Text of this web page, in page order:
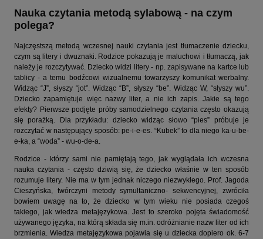
Nauka czytania metodą sylabową - na czym
polega?
Najczęstszą metodą wczesnej nauki czytania jest tłumaczenie dziecku,
czym są litery i dwuznaki. Rodzice pokazują je maluchowi i tłumaczą, jak
należy je rozczytywać. Dziecko widzi litery - np. zapisywane na kartce lub
tablicy - a temu bodźcowi wizualnemu towarzyszy komunikat werbalny.
Widząc “J”, słyszy “jot”. Widząc “B”, słyszy “be”. Widząc W, “słyszy wu”.
Dziecko zapamiętuje więc nazwy liter, a nie ich zapis. Jakie są tego
efekty? Pierwsze podjęte próby samodzielnego czytania często okazują
się porażką. Dla przykładu: dziecko widząc słowo “pies” próbuje je
rozczytać w następujący sposób: pe-i-e-es. “Kubek” to dla niego ka-u-be-
e-ka, a “woda” - wu-o-de-a.
Rodzice - którzy sami nie pamiętają tego, jak wyglądała ich wczesna
nauka czytania - często dziwią się, że dziecko właśnie w ten sposób
rozumuje litery. Nie ma w tym jednak niczego niezwykłego. Prof. Jagoda
Cieszyńska, twórczyni metody symultaniczno- sekwencyjnej, zwróciła
bowiem uwagę na to, że dziecko w tym wieku nie posiada czegoś
takiego, jak wiedza metajęzykowa. Jest to szeroko pojęta świadomość
używanego języka, na którą składa się m.in. odróżnianie nazw liter od ich
brzmienia. Wiedza metajęzykowa pojawia się u dziecka dopiero ok. 6-7